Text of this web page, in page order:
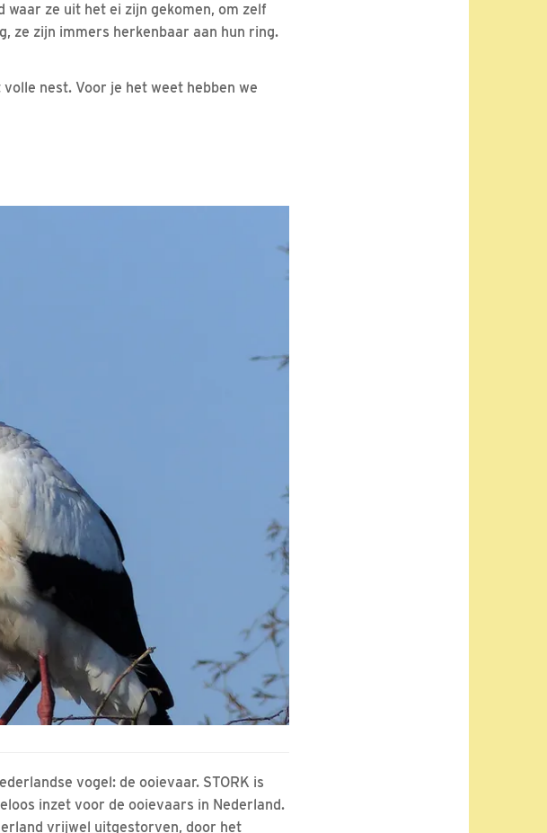
waar ze uit het ei zijn gekomen, om zelf
ze zijn immers herkenbaar aan hun ring.
nest. Voor je het weet hebben we
vogel: de ooievaar. STORK is
inzet voor de ooievaars in Nederland.
vrijwel uitgestorven, door het